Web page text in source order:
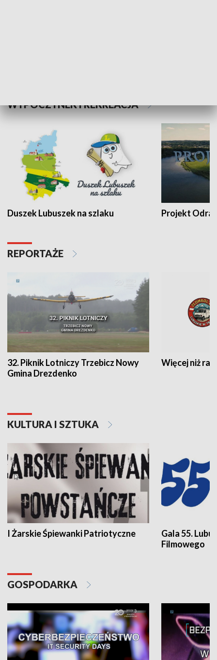
WYPOCZYNEK I REKREACJA
Duszek Lubuszek na szlaku Projekt Odra
REPORTAŻE
32. Piknik Lotniczy Trzebicz Nowy
Gmina Drezdenko
Więcej niż rajd
KULTURA I SZTUKA
I Żarskie Śpiewanki Patriotyczne
Gala 55.
Filmowego
GOSPODARKA